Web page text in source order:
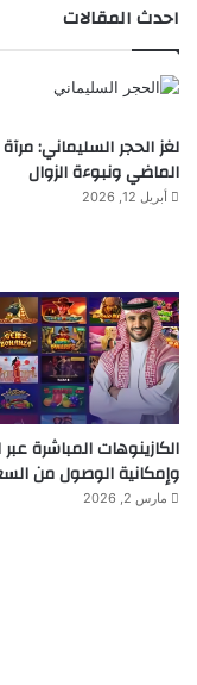
احدث المقالات
لغز الحجر السليماني: مرآة
الماضي ونبوءة الزوال
أبريل 12, 2026
الكازينوهات المباشرة عبر
وإمكانية الوصول من
مارس 2, 2026